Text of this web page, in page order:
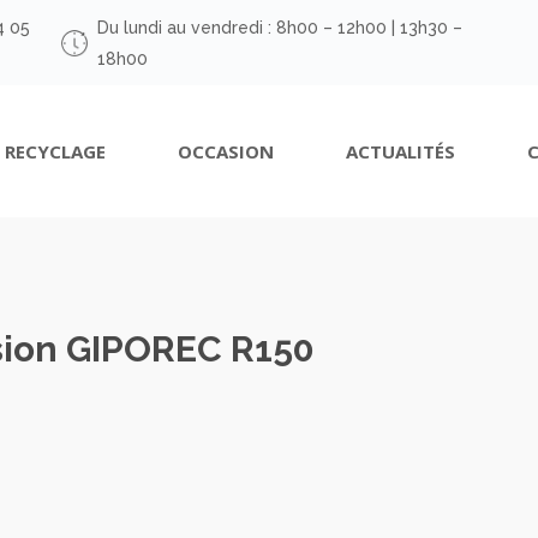
05
Du lundi au vendredi : 8h00 – 12h00 | 13h30 –
18h00
RECYCLAGE OCCASION ACTUALITÉS
GIPOREC R150